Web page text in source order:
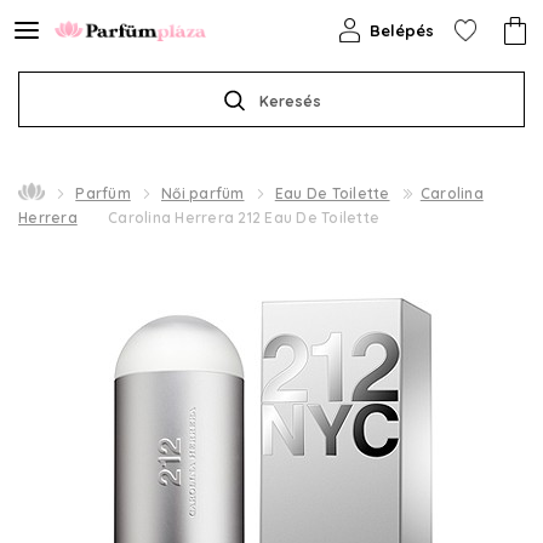
Keresés
Belépés
Parfüm Női parfüm Eau De Toilette
Carolina
Herrera
Carolina Herrera 212 Eau De Toilette